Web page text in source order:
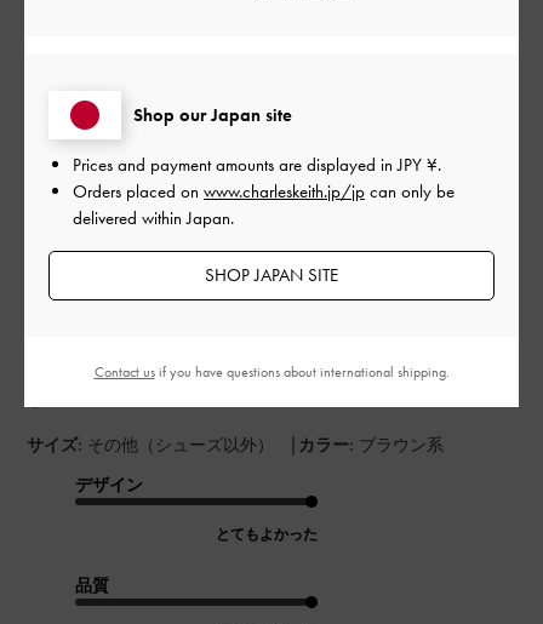
ご利用者様
めちゃくちゃ可愛い
チ、スマホなど最低限必要なものは余裕。使いやすくて可愛す
サイズ: その他（シューズ以外） | カラー: ブラウン系
デザイン
とてもよかった
品質
2024-09-10
Shop our Japan site
Prices and payment amounts are displayed inJPY ¥.
Orders placed on www.charleskeith.jp/jp can only be
delivered within Japan.
SHOP JAPAN SITE
Contact usif you have questions about international shipping.